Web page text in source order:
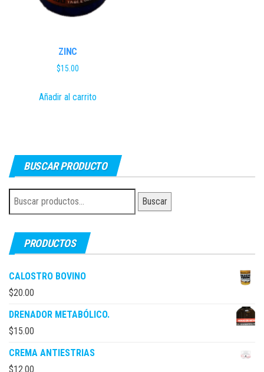
ZINC
$15.00
Añadir al carrito
BUSCAR PRODUCTO
Buscar
por:
Buscar
PRODUCTOS
CALOSTRO BOVINO
$20.00
DRENADOR METABÓLICO.
$15.00
CREMA ANTIESTRIAS
$12.00